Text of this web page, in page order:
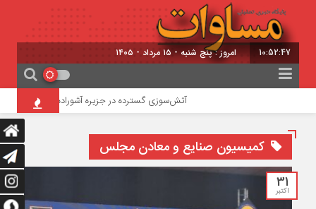
10:52:48 برابر با : 22 - صفر - 1448
آتش‌سوزی گسترده در جزیره آشوراده / امدادرسانی
کمیسیون صنایع و معادن مجلس
31
اکتبر